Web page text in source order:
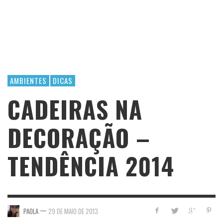
AMBIENTES DICAS
CADEIRAS NA
DECORAÇÃO –
TENDÊNCIA 2014
PAOLA — 29 DE MAIO DE 2013